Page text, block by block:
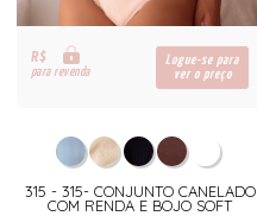
R$
para revenda
Logue-se para
ver o preço
315 - 315- CONJUNTO CANELADO
COM RENDA E BOJO SOFT